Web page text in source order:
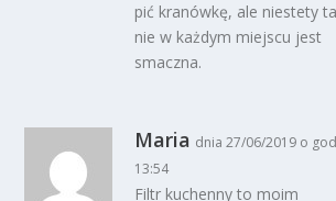
pić kranówkę, ale niestety ta
nie w każdym miejscu jest
smaczna.
Maria dnia 27/06/2019 o
13:54
Filtr kuchenny to moim